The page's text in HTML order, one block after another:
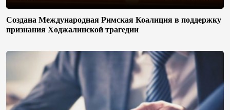
Создана Международная Римская Коалиция в поддержку
признания Ходжалинской трагедии